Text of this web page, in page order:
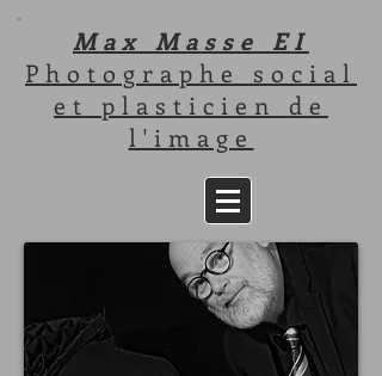
Max Masse EI
Photographe social
et plasticien de
l'image